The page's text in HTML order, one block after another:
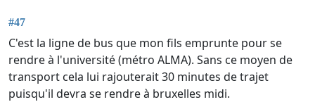
#47
C'est la ligne de bus que mon fils emprunte pour se
rendre à l'université (métro ALMA). Sans ce moyen de
transport cela lui rajouterait 30 minutes de trajet
puisqu'il devra se rendre à bruxelles midi.